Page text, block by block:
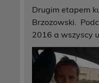
Drugim etapem
Brzozowski.
2016 a wszyscy